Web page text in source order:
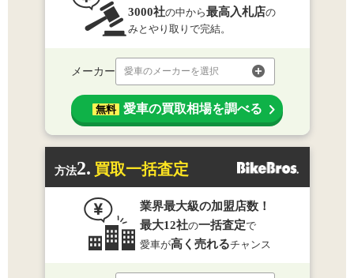
3000社の中から最高入札店の
みとやり取りで完結。
メーカー 愛車のメーカーを選択
無料 愛車の買取相場を調べる
方法2. 買取一括査定
業界最大級の加盟店数！
最大12社の一括査定で
愛車が高く売れるチャンス